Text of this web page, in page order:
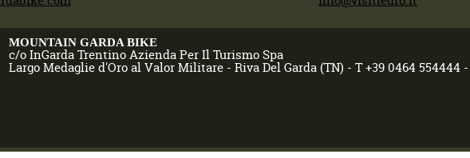
MOUNTAIN GARDA BIKE
c/o InGarda Trentino Azienda Per Il Turismo Spa
Largo Medaglie d'Oro al Valor Militare - Riva Del Garda (TN) - T +39 0464 554444 -